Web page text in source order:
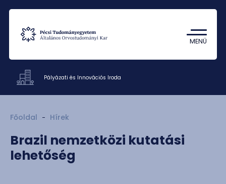
MENÜ
Tantárgykereső
Campus térkép
Dokumentumok
Munkatársak
Rólunk
Pályázati és Innovációs Iroda
Főoldal Hírek
Brazil nemzetközi kutatási
lehetőség